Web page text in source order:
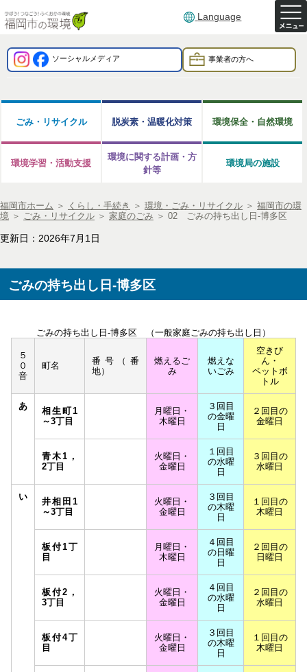
Language
ソーシャルメディア 事業者の方へ
ごみ・リサイクル 脱炭素・温暖化対策 環境保全・自然環境
環境学習・活動支援
環境に関する計画・方
針等
環境局の施設
福岡市ホーム ＞ くらし・手続き ＞ 環境・ごみ・リサイクル ＞ 福岡市の環
境 ＞ ごみ・リサイクル ＞ 家庭のごみ ＞ 02 ごみの持ち出し日-博多区
更新日：2026年7月1日
ごみの持ち出し日-博多区
ごみの持ち出し日-博多区 （一般家庭ごみの持ち出し日）
５
０
音
町名
番号（番
地）
燃えるご
み
燃えな
いごみ
空きび
ん・
ペットボ
トル
あ
相生町1
～3丁目
月曜日・
木曜日
３回目
の金曜
日
２回目の
金曜日
青木1，
2丁目
火曜日・
金曜日
１回目
の水曜
日
３回目の
水曜日
い
井相田1
～3丁目
火曜日・
金曜日
３回目
の木曜
日
１回目の
木曜日
板付1丁
目
月曜日・
木曜日
４回目
の日曜
日
２回目の
日曜日
板付2，
3丁目
火曜日・
金曜日
４回目
の水曜
日
２回目の
水曜日
板付4丁
目
火曜日・
金曜日
３回目
の木曜
日
１回目の
木曜日